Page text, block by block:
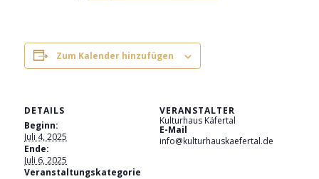
Zum Kalender hinzufügen
DETAILS
Beginn:
Juli 4, 2025
Ende:
Juli 6, 2025
Veranstaltungskategorie
VERANSTALTER
Kulturhaus Käfertal
E-Mail
info@kulturhauskaefertal.de